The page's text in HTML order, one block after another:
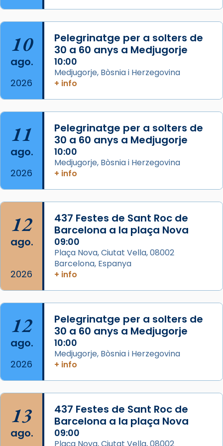
del Sant Pare Lleó XIV a Barcelona, i als
col·laboradors, a la Catedral de Barcelona.
L’arquebisbe de Barcelona, el cardenal Joan
Josep Omella, ha presidit la missa i l’ha
concelebrat el bisbe auxiliar de Barcelona,
Mons. David Abadías.
📸 Dr. G. Simón
Foto
View on Facebook · Share
Arquebisbat de Barcelona
2 weeks ago
Acompanyant la història de sant Cugat, a
partir de l’Edat Mitjana sorgeix la tradició
que les santes Juliana (“relatiu a Júlia”) i
Semproniana (“relatiu a Semprònia =
eterna”) són deixebles seves. I l’any 1667, el
frare Joan Gaspar Roig, afirma en una obra
que les santes són filles de l’antiga Iluro.
Mataró en reivindicarà les relíq
Foto
View on Facebook ·
10
ago.
2026
Pelegrinatge per a solters de
30 a 60 anys a Medjugorje
10:00
Medjugorje, Bòsnia i Herzegovina
+ info
11
ago.
2026
Pelegrinatge per a solters de
30 a 60 anys a Medjugorje
10:00
Medjugorje, Bòsnia i Herzegovina
+ info
12
ago.
2026
437 Festes de Sant Roc de
Barcelona a la plaça Nova
09:00
Plaça Nova, Ciutat Vella, 08002
Barcelona, Espanya
+ info
12
ago.
2026
Pelegrinatge per a solters de
30 a 60 anys a Medjugorje
10:00
Medjugorje, Bòsnia i Herzegovina
+ info
13
ago.
437 Festes de Sant Roc de
Barcelona a la plaça Nova
09:00
Plaça Nova, Ciutat Vella, 08002